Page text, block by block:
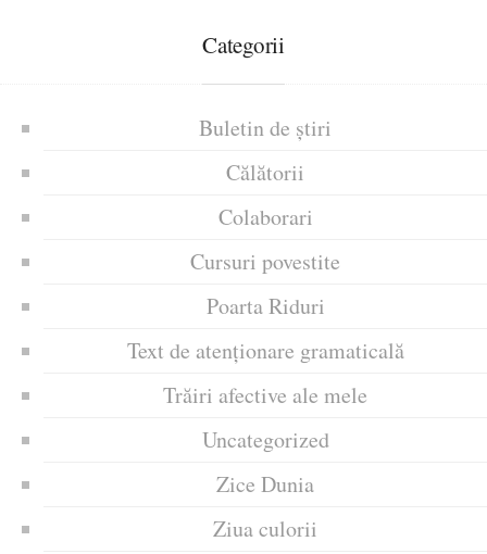
Categorii
Buletin de știri
Călătorii
Colaborari
Cursuri povestite
Poarta Riduri
Text de atenționare gramaticală
Trăiri afective ale mele
Uncategorized
Zice Dunia
Ziua culorii